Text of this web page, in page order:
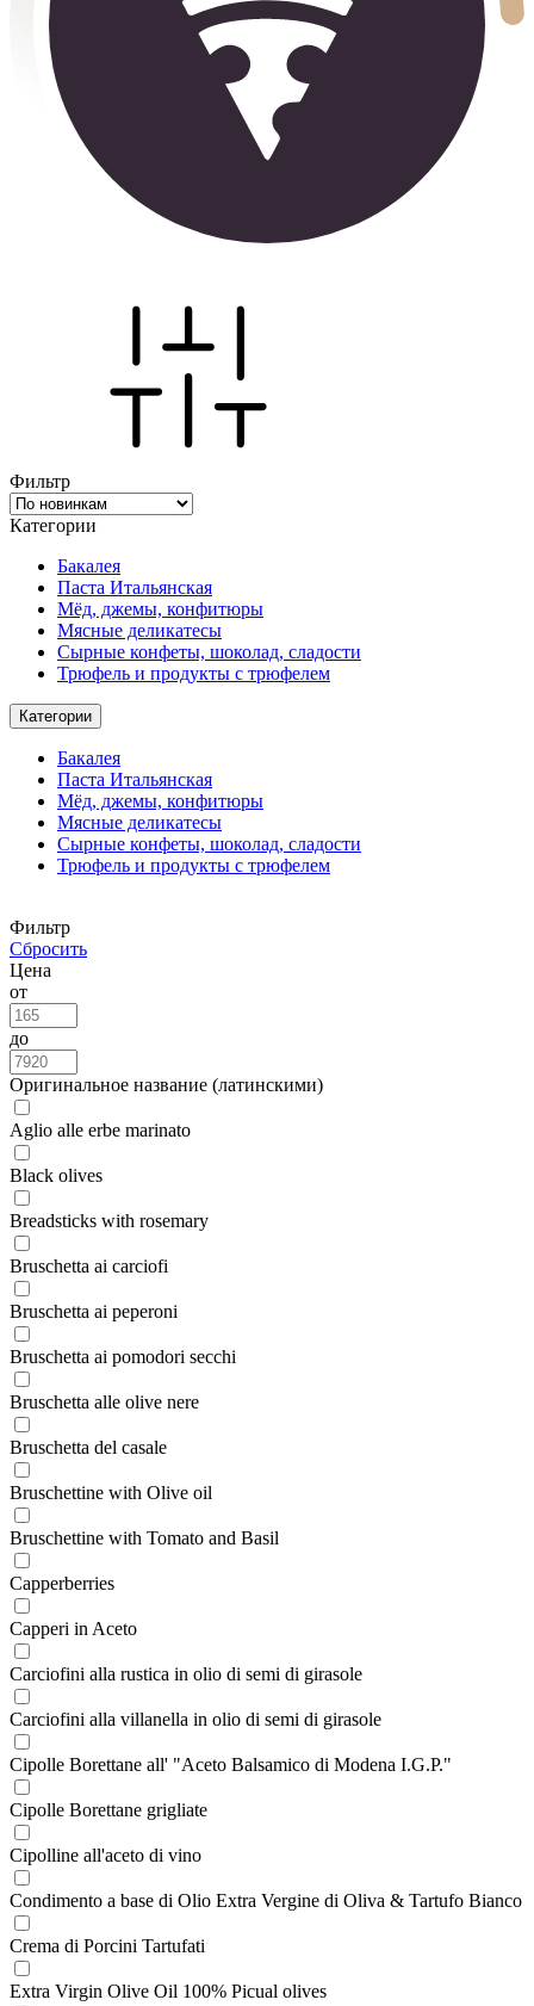
Фильтр
Категории
Бакалея
Паста Итальянская
Мёд, джемы, конфитюры
Мясные деликатесы
Сырные конфеты, шоколад, сладости
Трюфель и продукты с трюфелем
Категории
Бакалея
Паста Итальянская
Мёд, джемы, конфитюры
Мясные деликатесы
Сырные конфеты, шоколад, сладости
Трюфель и продукты с трюфелем
Фильтр
Сбросить
Цена
от
до
Оригинальное название (латинскими)
Aglio alle erbe marinato
Black olives
Breadsticks with rosemary
Bruschetta ai carciofi
Bruschetta ai peperoni
Bruschetta ai pomodori secchi
Bruschetta alle olive nere
Bruschetta del casale
Bruschettine with Olive oil
Bruschettine with Tomato and Basil
Capperberries
Capperi in Aceto
Carciofini alla rustica in olio di semi di girasole
Carciofini alla villanella in olio di semi di girasole
Cipolle Borettane all' "Aceto Balsamico di Modena I.G.P."
Cipolle Borettane grigliate
Cipolline all'aceto di vino
Condimento a base di Olio Extra Vergine di Oliva & Tartufo Bianco
Crema di Porcini Tartufati
Extra Virgin Olive Oil 100% Picual olives